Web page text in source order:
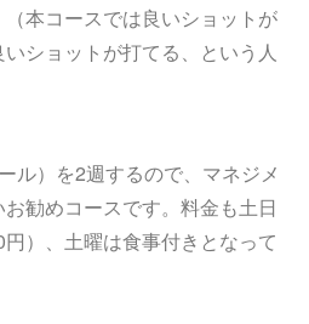
本コースでは良いショットが
ショットが打てる、という人
ル）を2週するので、マネジメ
勧めコースです。料金も土日
）、土曜は食事付きとなって